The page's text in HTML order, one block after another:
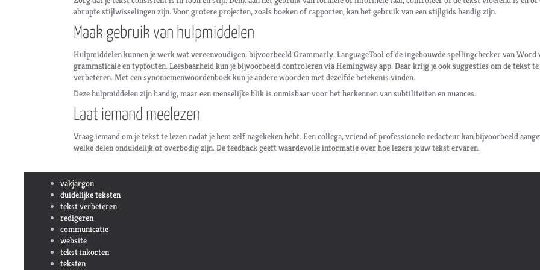
abrupte stijlwisselingen zijn. Voor grotere projecten, zoals boeken of rapporten, kan het gebruik van een stijlgids handig zijn.
Maak gebruik van hulpmiddelen
Hulpmiddelen kunnen je werk wat vereenvoudigen, bijvoorbeeld Grammarly, LanguageTool of de ingebouwde spellingchecker van Word
grammaticale en typfouten. Leesbaarheid kun je bijvoorbeeld controleren via Hemingway app. Daar krijg je ook suggesties om de tekst te
verbeteren. Met een synoniemenwoordenboek kun je andere woorden met dezelfde betekenis vinden.
Deze hulpmiddelen zijn handig, maar een menselijke blik is onmisbaar voor het herkennen van subtiliteiten en nuances.
Laat iemand meelezen
Vraag iemand om je tekst te lezen nadat je hem zelf nagekeken hebt. Een collega, vriend of professionele redacteur kan bijvoorbeeld
welke delen onduidelijk of overbodig zijn. De feedback geeft waardevolle informatie over hoe lezers jouw tekst ervaren.
vakjargon
duidelijke teksten
tekst verbeteren
redigeren
communicatie
website
tekst inkorten
teksten